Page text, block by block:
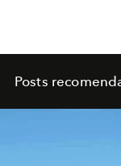
Posts